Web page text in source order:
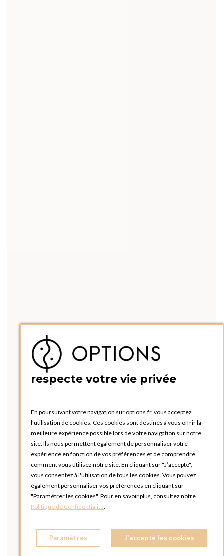
respecte votre vie privée
En poursuivant votre navigation sur options.fr, vous acceptez
l’utilisation de cookies. Ces cookies sont destinés à vous offrir la
meilleure expérience possible lors de votre navigation sur notre
site. Ils nous permettent également de personnaliser votre
expérience en fonction de vos préférences et de comprendre
comment vous utilisez notre site. En cliquant sur "J’accepte",
vous consentez à l'utilisation de tous les cookies. Vous pouvez
également personnaliser vos préférences en cliquant sur
"Paramétrer les cookies". Pour en savoir plus, consultez notre
Politique de Confidentialité.
Paramètres J'accepte les cookies